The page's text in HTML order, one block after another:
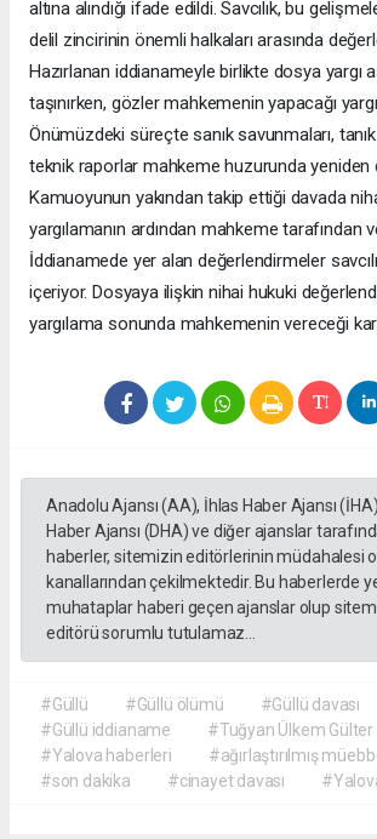
altına alındığı ifade edildi. Savcılık, bu
delil zincirinin önemli halkaları arasında
Hazırlanan iddianameyle birlikte dosya yargı
taşınırken, gözler mahkemenin yapacağı
Önümüzdeki süreçte sanık savunmaları,
teknik raporlar mahkeme huzurunda yeniden
Kamuoyunun yakından takip ettiği davada
yargılamanın ardından mahkeme tarafından
İddianamede yer alan değerlendirmeler
içeriyor. Dosyaya ilişkin nihai hukuki
yargılama sonunda mahkemenin vereceği
Anadolu Ajansı (AA), İhlas Haber Ajansı
Haber Ajansı (DHA) ve diğer ajanslar
haberler, sitemizin editörlerinin müdahalesi
kanallarından çekilmektedir. Bu haberlerde
muhataplar haberi geçen ajanslar olup
editörü sorumlu tutulamaz...
#Güllü #Güllü ölümü
#Güllü davası
#Güllü iddianame
#Tuğyan Ülkem Gülter
#Yalova haberleri
#ağırlaştırılmış
#son dakika
#cinayet davası